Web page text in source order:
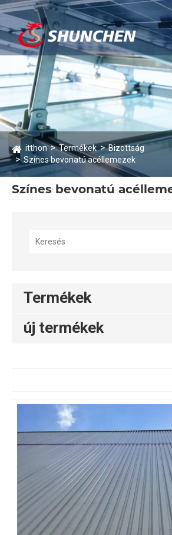
itthon Termékek
Bizottság
Színes bevonatú acéllemezek
Színes bevonatú
Termékek
új termékek